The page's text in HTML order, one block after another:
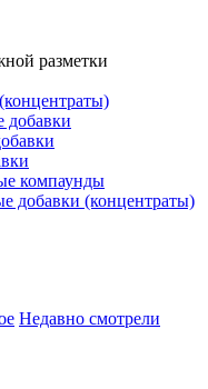
разметки
компаунды
добавки (концентраты)
Недавно смотрели